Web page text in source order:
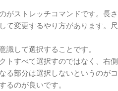
がストレッチコマンドです。長さ
て変更するやり方があります。尺
して選択することです。
トすべて選択すのではなく、右側
る部分は選択しないというのがコ
のが良いです。